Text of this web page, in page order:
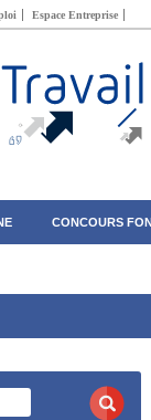
Espace Entreprise
CONCOURS